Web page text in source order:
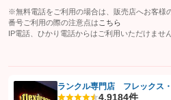
※無料電話をご利用の場合は、販売店へお客様
番号ご利用の際の注意点は こちら
IP電話、ひかり電話からはご利用いただけません
ランクル専門店 フレックス
4.9184件